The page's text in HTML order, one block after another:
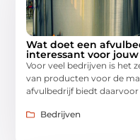
Wat doet een
interessant voor
Voor veel bedrijven is het
van producten voor de
afvulbedrijf biedt
Bedrijven